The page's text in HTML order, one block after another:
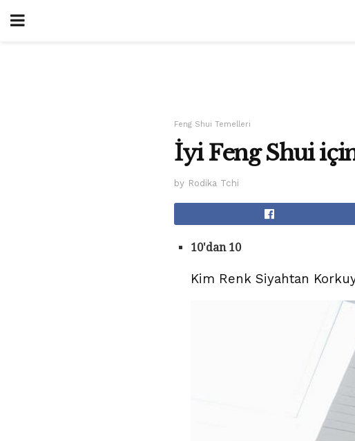
Feng Shui Temelleri
İyi Feng Shui
by Rodika Tchi
10'dan 10
Kim Renk Siyahtan